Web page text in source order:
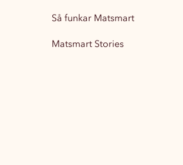
Så funkar Matsmart
Matsmart Stories